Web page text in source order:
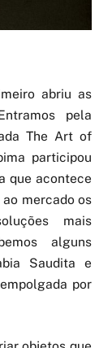
abriu as
pela
The Art of
participou
que acontece
mercado os
mais
alguns
Saudita e
por